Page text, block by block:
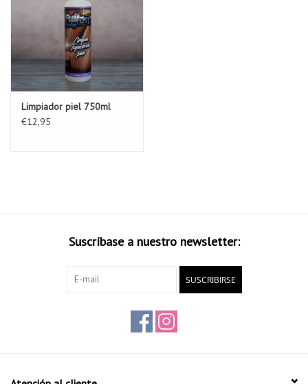
Limpiador piel 750ml
€12,95
Suscríbase a nuestro newsletter:
SUSCRIBIRSE